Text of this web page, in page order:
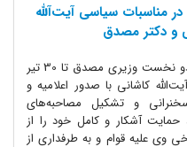
مناسبات سیاسی آیت‌آلله
و دکتر مصدق
از بدو نخست وزیری مصدق تا 30 تیر
آیت‌الله کاشانی با صدور اعلامیه و
و تشکیل مصاحبه‌های
آشکار و کامل خود را از
علیه قوام و به طرفداری از